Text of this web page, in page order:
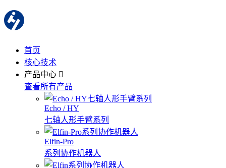
首页
核心技术
产品中心
查看所有产品
Echo / HY
七轴人形手臂系列
Elfin-Pro
系列协作机器人